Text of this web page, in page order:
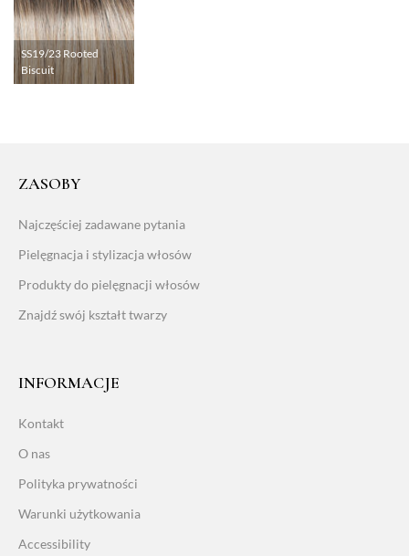
SS19/23 Rooted
Biscuit
ZASOBY
Najczęściej zadawane pytania
Pielęgnacja i stylizacja włosów
Produkty do pielęgnacji włosów
Znajdź swój kształt twarzy
INFORMACJE
Kontakt
O nas
Polityka prywatności
Warunki użytkowania
Accessibility